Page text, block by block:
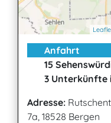
Anfahrt
15
3 Unterkünfte
Adresse:
7a, 18528 Bergen